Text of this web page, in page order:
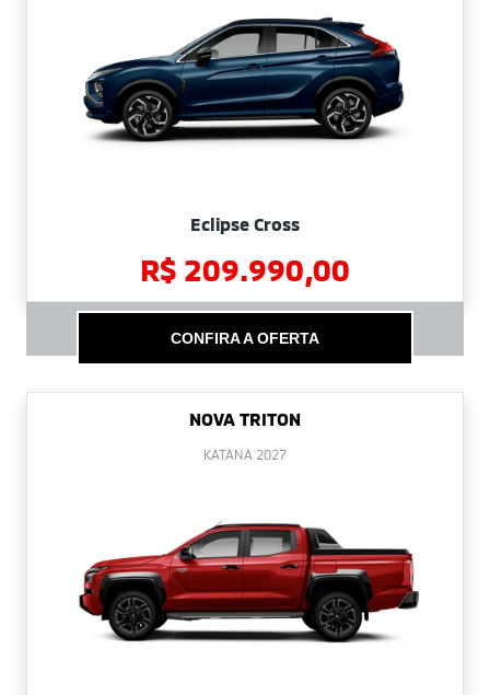
Eclipse Cross
R$ 209.990,00
CONFIRA A OFERTA
NOVA TRITON
KATANA 2027